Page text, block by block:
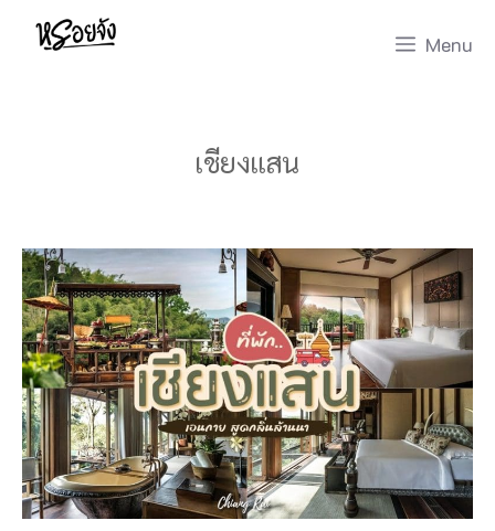
Skip
Menu
เชียงแสน